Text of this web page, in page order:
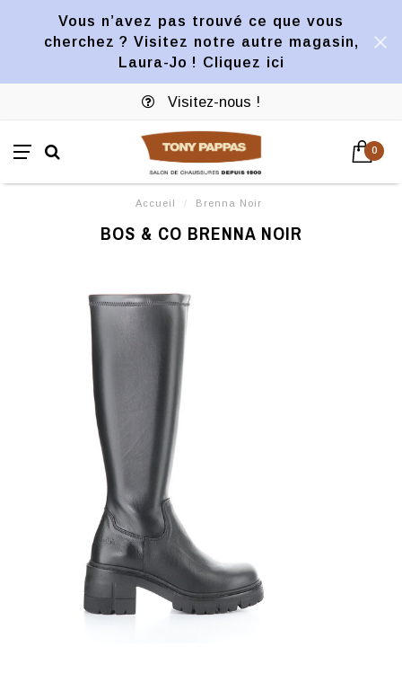
Vous n’avez pas trouvé ce que vous
cherchez ? Visitez notre autre magasin,
Laura-Jo ! Cliquez ici
Visitez-nous !
0
Accueil / Brenna Noir
BOS & CO BRENNA NOIR